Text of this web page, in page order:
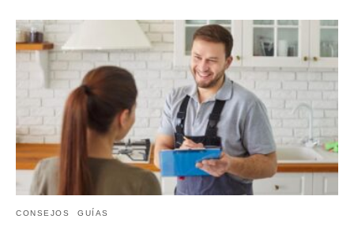
CONSEJOS GUÍAS